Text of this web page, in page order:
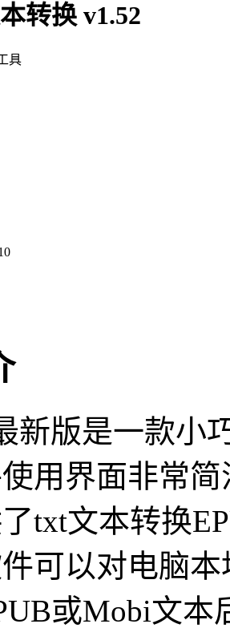
转换 v1.52
具
新版是一款小
用界面非常
txt文本转换
可以对电脑
或Mobi文